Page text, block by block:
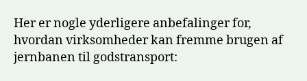
Her er nogle yderligere anbefalinger for,
hvordan virksomheder kan fremme brugen af
jernbanen til godstransport: